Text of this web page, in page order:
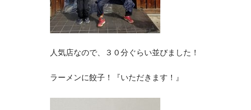
人気店なので、３０分ぐらい並びました！
ラーメンに餃子！『いただきます！』